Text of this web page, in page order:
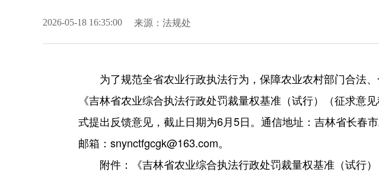
2026-05-18 16:35:00 来源： 法规处
为了规范全省农业行政执法行为，保障农业农村部门合法
《吉林省农业综合执法行政处罚裁量权基准（试行）（征求
式提出反馈意见，截止日期为6月5日。通信地址：吉林省长春
邮箱：snynctfgcgk@163.com。
附件：《吉林省农业综合执法行政处罚裁量权基准（试行）